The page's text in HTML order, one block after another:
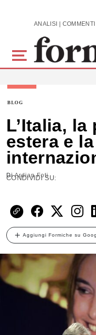
Skip to main content
BLOG
L’Italia,
estera e
DiArdian Foti
CONDIVIDI SU:
Aggiungi Formiche su